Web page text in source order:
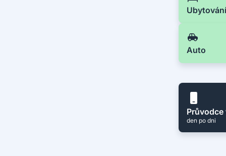
Ubytování
Auto
Průvodce
den po dni